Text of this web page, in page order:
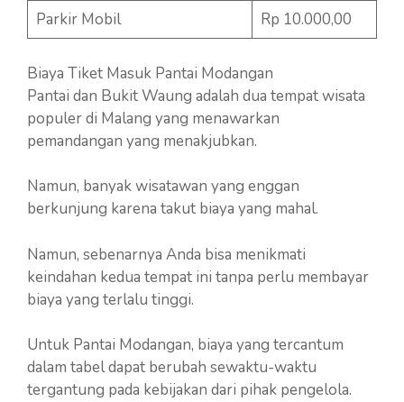
Parkir Mobil
Rp 10.000,00
Biaya Tiket Masuk Pantai Modangan
Pantai dan Bukit Waung adalah dua tempat wisata
populer di Malang yang menawarkan
pemandangan yang menakjubkan.
Namun, banyak wisatawan yang enggan
berkunjung karena takut biaya yang mahal.
Namun, sebenarnya Anda bisa menikmati
keindahan kedua tempat ini tanpa perlu membayar
biaya yang terlalu tinggi.
Untuk Pantai Modangan, biaya yang tercantum
dalam tabel dapat berubah sewaktu-waktu
tergantung pada kebijakan dari pihak pengelola.